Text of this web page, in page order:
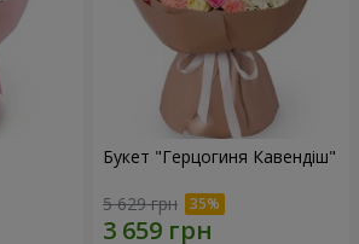
Букет "Герцогиня Кавендіш"
5 629 грн